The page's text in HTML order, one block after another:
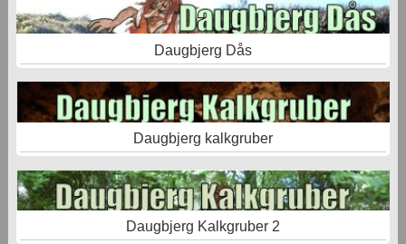
Daugbjerg Dås
Daugbjerg kalkgruber
Daugbjerg Kalkgruber 2